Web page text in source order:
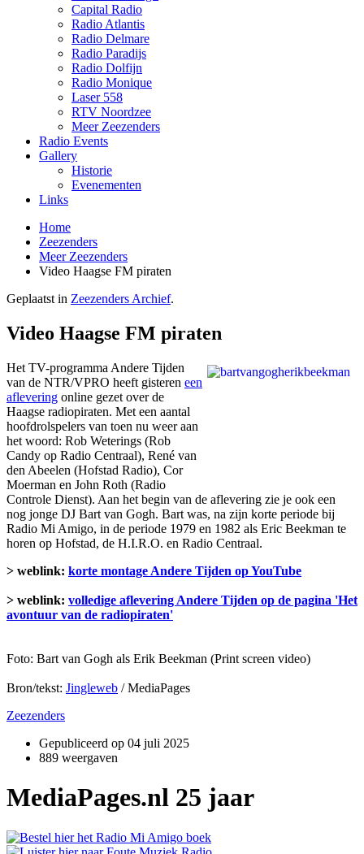
Capital Radio
Radio Atlantis
Radio Delmare
Radio Paradijs
Radio Dolfijn
Radio Monique
Laser 558
RTV Noordzee
Meer Zeezenders
Radio Events
Gallery
Historie
Evenementen
Links
Home
Zeezenders
Meer Zeezenders
Video Haagse FM piraten
Geplaatst in Zeezenders Archief.
Video Haagse FM piraten
Het TV-programma Andere Tijden
van de NTR/VPRO heeft gisteren een
aflevering online gezet over de
Haagse radiopiraten. Met een aantal
hoofdrolspelers van toen nu weer aan
het woord: Rob Weterings (Rob
Candy op Radio Centraal), René van
den Abeelen (Hofstad Radio), Cor
Moerman en John Roth (Radio
Controle Dienst). Aan het begin van de aflevering zie je ook een
nog jonge DJ Bart van Gogh. Bart was, na zijn korte periode bij
Radio Mi Amigo, in de periode 1979 en 1982 als Eric Beekman te
horen op Hofstad, de H.I.R.O. en Radio Centraal.
> weblink: korte montage Andere Tijden op YouTube
> weblink: volledige aflevering Andere Tijden op de pagina 'Het
avontuur van de radiopiraten'
Foto: Bart van Gogh als Erik Beekman (Print screen video)
Bron/tekst: Jingleweb / MediaPages
Zeezenders
Gepubliceerd op 04 juli 2025
889 weergaven
MediaPages.nl 25 jaar